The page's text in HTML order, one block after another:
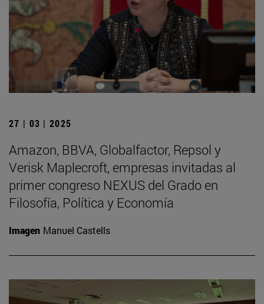
27 | 03 | 2025
Amazon, BBVA, Globalfactor, Repsol y
Verisk Maplecroft, empresas invitadas al
primer congreso NEXUS del Grado en
Filosofía, Política y Economía
Imagen Manuel Castells